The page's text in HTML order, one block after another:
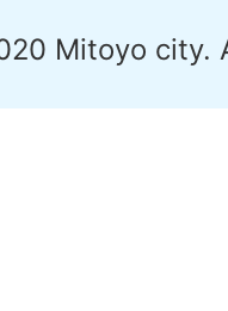
Mitoyo city.